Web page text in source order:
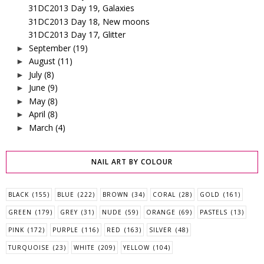
31DC2013 Day 19, Galaxies
31DC2013 Day 18, New moons
31DC2013 Day 17, Glitter
► September (19)
► August (11)
► July (8)
► June (9)
► May (8)
► April (8)
► March (4)
NAIL ART BY COLOUR
BLACK (155) BLUE (222) BROWN (34) CORAL (28) GOLD (161)
GREEN (179) GREY (31) NUDE (59) ORANGE (69) PASTELS (13)
PINK (172) PURPLE (116) RED (163) SILVER (48)
TURQUOISE (23) WHITE (209) YELLOW (104)